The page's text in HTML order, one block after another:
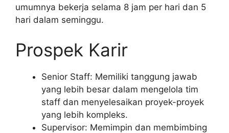
umumnya bekerja selama 8 jam per hari dan 5
hari dalam seminggu.
Prospek Karir
Senior Staff: Memiliki tanggung jawab
yang lebih besar dalam mengelola tim
staff dan menyelesaikan proyek-proyek
yang lebih kompleks.
Supervisor: Memimpin dan membimbing